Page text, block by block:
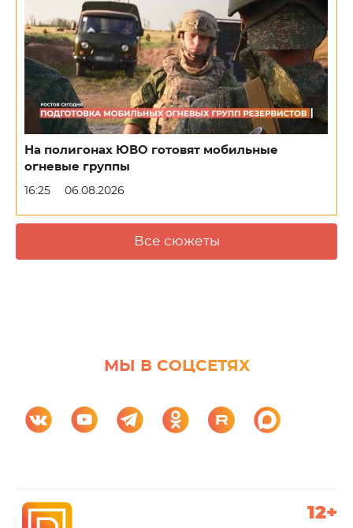
На полигонах ЮВО готовят мобильные
огневые группы
16:25 06.08.2026
Все сюжеты
МЫ В СОЦСЕТЯХ
12+